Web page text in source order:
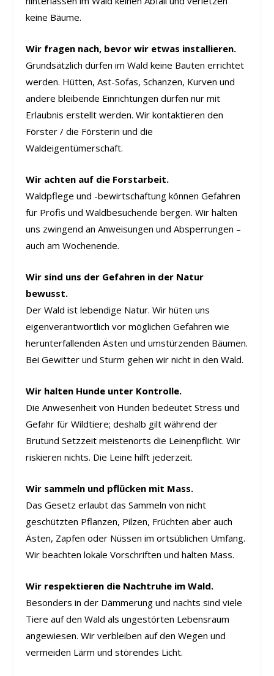
keine Bäume.
Wir fragen nach, bevor wir etwas installieren.
Grundsätzlich dürfen im Wald keine Bauten errichtet
werden. Hütten, Ast-Sofas, Schanzen, Kurven und
andere bleibende Einrichtungen dürfen nur mit
Erlaubnis erstellt werden. Wir kontaktieren den
Förster / die Försterin und die
Waldeigentümerschaft.
Wir achten auf die Forstarbeit.
Waldpflege und -bewirtschaftung können Gefahren
für Profis und Waldbesuchende bergen. Wir halten
uns zwingend an Anweisungen und Absperrungen –
auch am Wochenende.
Wir sind uns der Gefahren in der Natur
bewusst.
Der Wald ist lebendige Natur. Wir hüten uns
eigenverantwortlich vor möglichen Gefahren wie
herunterfallenden Ästen und umstürzenden Bäumen.
Bei Gewitter und Sturm gehen wir nicht in den Wald.
Wir halten Hunde unter Kontrolle.
Die Anwesenheit von Hunden bedeutet Stress und
Gefahr für Wildtiere; deshalb gilt während der
Brutund Setzzeit meistenorts die Leinenpflicht. Wir
riskieren nichts. Die Leine hilft jederzeit.
Wir sammeln und pflücken mit Mass.
Das Gesetz erlaubt das Sammeln von nicht
geschützten Pflanzen, Pilzen, Früchten aber auch
Ästen, Zapfen oder Nüssen im ortsüblichen Umfang.
Wir beachten lokale Vorschriften und halten Mass.
Wir respektieren die Nachtruhe im Wald.
Besonders in der Dämmerung und nachts sind viele
Tiere auf den Wald als ungestörten Lebensraum
angewiesen. Wir verbleiben auf den Wegen und
vermeiden Lärm und störendes Licht.